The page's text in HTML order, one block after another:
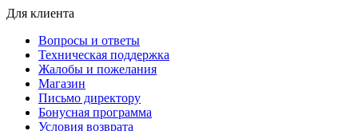
Для клиента
Вопросы и ответы
Техническая поддержка
Жалобы и пожелания
Магазин
Письмо директору
Бонусная программа
Условия возврата